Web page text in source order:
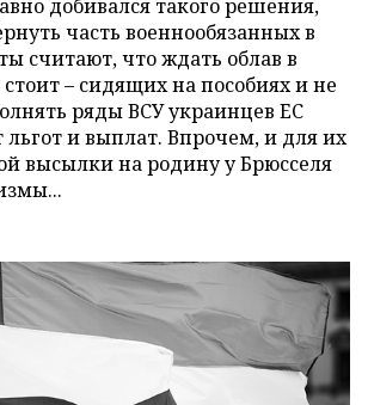
добивался такого решения,
часть военнообязанных в
считают, что ждать облав в
– сидящих на пособиях и не
ряды ВСУ украинцев ЕС
и выплат. Впрочем, и для их
высылки на родину у Брюсселя